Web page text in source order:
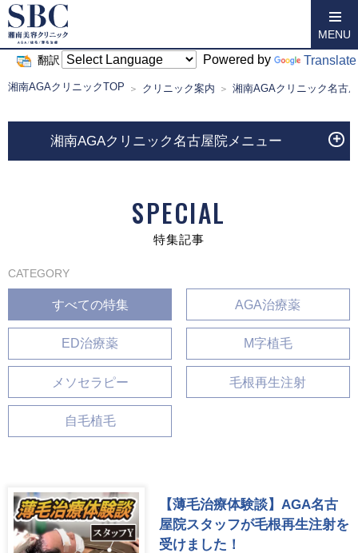
翻訳 Powered by Translate
MENU
湘南AGAクリニックTOP クリニック案内 湘南AGAクリニック名古
湘南AGAクリニック名古屋院メニュー
SPECIAL
特集記事
CATEGORY
すべての特集 AGA治療薬
ED治療薬 M字植毛
メソセラピー 毛根再生注射
自毛植毛
【薄毛治療体験談】AGA名古
屋院スタッフが毛根再生注射を
受けました！